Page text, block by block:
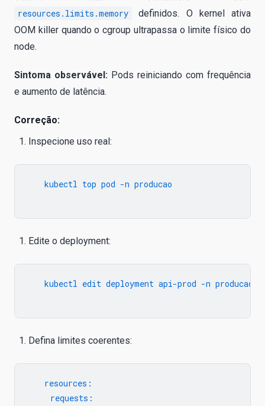
resources.limits.memory
definidos. O kernel ativa
OOM killer quando o cgroup ultrapassa o limite físico do
node.
Sintoma observável: Pods reiniciando com frequência
e aumento de latência.
Correção:
Inspecione uso real:
   kubectl top pod -n producao
Edite o deployment:
   kubectl edit deployment api-prod -n producao
Defina limites coerentes:
   resources:
     requests: